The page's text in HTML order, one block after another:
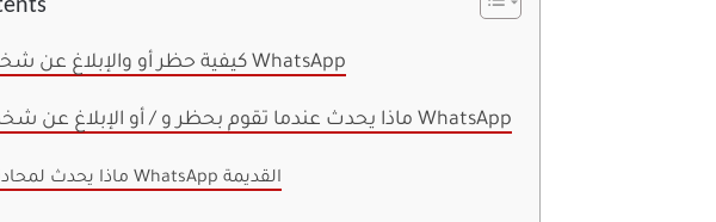
كيفية حظر أو والإبلاغ عن شخص ما على WhatsApp
ماذا يحدث عندما تقوم بحظر و / أو الإبلاغ عن شخص ما على WhatsApp
1. ماذا يحدث لمحادثات WhatsApp القديمة